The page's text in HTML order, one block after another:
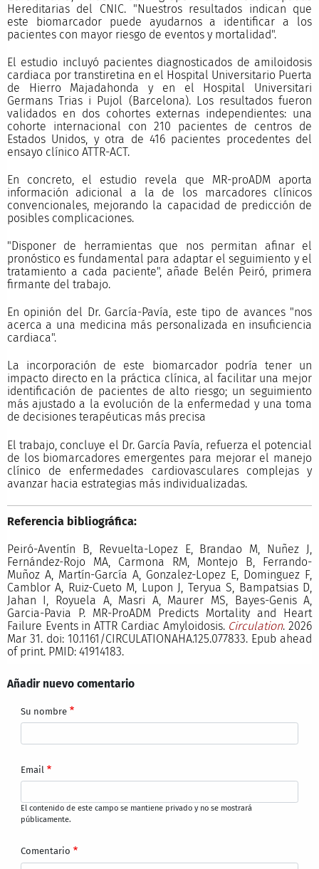
Hereditarias del CNIC. "Nuestros resultados indican que
este biomarcador puede ayudarnos a identificar a los
pacientes con mayor riesgo de eventos y mortalidad".
El estudio incluyó pacientes diagnosticados de amiloidosis
cardiaca por transtiretina en el Hospital Universitario Puerta
de Hierro Majadahonda y en el Hospital Universitari
Germans Trias i Pujol (Barcelona). Los resultados fueron
validados en dos cohortes externas independientes: una
cohorte internacional con 210 pacientes de centros de
Estados Unidos, y otra de 416 pacientes procedentes del
ensayo clínico ATTR-ACT.
En concreto, el estudio revela que MR-proADM aporta
información adicional a la de los marcadores clínicos
convencionales, mejorando la capacidad de predicción de
posibles complicaciones.
"Disponer de herramientas que nos permitan afinar el
pronóstico es fundamental para adaptar el seguimiento y el
tratamiento a cada paciente", añade Belén Peiró, primera
firmante del trabajo.
En opinión del Dr. García-Pavía, este tipo de avances "nos
acerca a una medicina más personalizada en insuficiencia
cardiaca".
La incorporación de este biomarcador podría tener un
impacto directo en la práctica clínica, al facilitar una mejor
identificación de pacientes de alto riesgo; un seguimiento
más ajustado a la evolución de la enfermedad y una toma
de decisiones terapéuticas más precisa
El trabajo, concluye el Dr. García Pavía, refuerza el potencial
de los biomarcadores emergentes para mejorar el manejo
clínico de enfermedades cardiovasculares complejas y
avanzar hacia estrategias más individualizadas.
Referencia bibliográfica:
Peiró-Aventín B, Revuelta-Lopez E, Brandao M, Nuñez J,
Fernández-Rojo MA, Carmona RM, Montejo B, Ferrando-
Muñoz A, Martín-García A, Gonzalez-Lopez E, Dominguez F,
Camblor A, Ruiz-Cueto M, Lupon J, Teryua S, Bampatsias D,
Jahan I, Royuela A, Masri A, Maurer MS, Bayes-Genis A,
Garcia-Pavia P. MR-ProADM Predicts Mortality and Heart
Failure Events in ATTR Cardiac Amyloidosis. Circulation. 2026
Mar 31. doi: 10.1161/CIRCULATIONAHA.125.077833. Epub ahead
of print. PMID: 41914183.
Añadir nuevo comentario
Su nombre
Email
El contenido de este campo se mantiene privado y no se mostrará
públicamente.
Comentario